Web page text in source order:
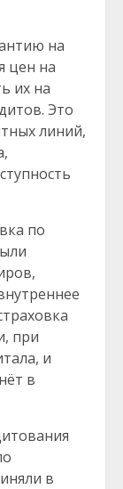
на
цен на
их на
Это
линий,
по
при
и
в
в